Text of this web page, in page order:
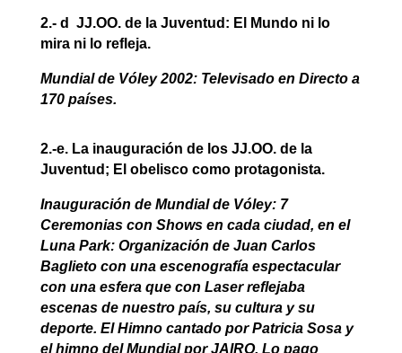
2.- d JJ.OO. de la Juventud: El Mundo ni lo
mira ni lo refleja.
Mundial de Vóley 2002: Televisado en Directo a
170 países.
2.-e. La inauguración de los JJ.OO. de la
Juventud; El obelisco como protagonista.
Inauguración de Mundial de Vóley: 7
Ceremonias con Shows en cada ciudad, en el
Luna Park: Organización de Juan Carlos
Baglieto con una escenografía espectacular
con una esfera que con Laser reflejaba
escenas de nuestro país, su cultura y su
deporte. El Himno cantado por Patricia Sosa y
el himno del Mundial por JAIRO. Lo pago